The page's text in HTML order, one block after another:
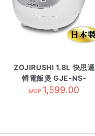
ZOJIRUSHI 1.8L 快思邏
輯電飯煲 GJE-NS-
ZAQ18-WZ
MOP 1,599.00